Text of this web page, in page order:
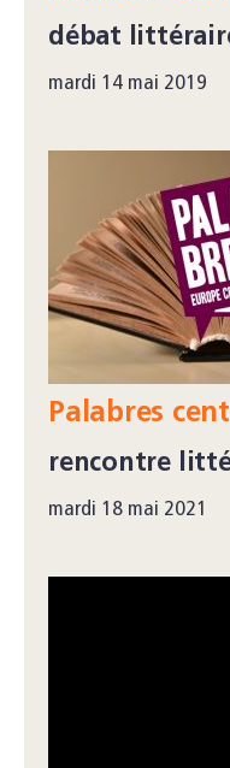
débat
mardi 14 mai 2019
Palabres
rencontre
mardi 18 mai 2021